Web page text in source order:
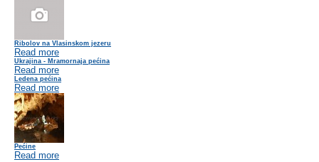
Ribolov na Vlasinskom jezeru
Read more
Ukrajina - Mramornaja pećina
Read more
Ledena pećina
Read more
Pećine
Read more